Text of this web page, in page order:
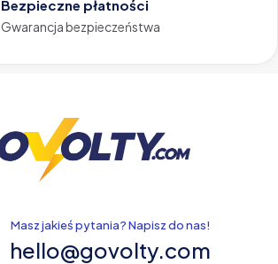
Bezpieczne płatności
Gwarancja bezpieczeństwa
Masz jakieś pytania? Napisz do nas!
hello@govolty.com